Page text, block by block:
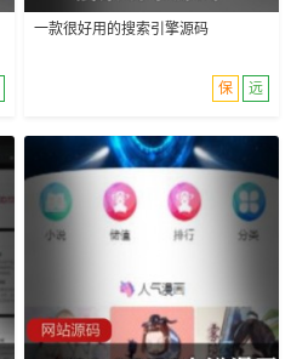
一款很好用的搜索引擎源码
保 远